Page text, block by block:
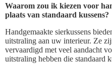
Waarom zou ik kiezen voor
plaats van standaard kussens?
Handgemaakte sierkussens
uitstraling aan uw interieur. Ze
vervaardigd met veel aandacht
uitstraling hebben die standaard